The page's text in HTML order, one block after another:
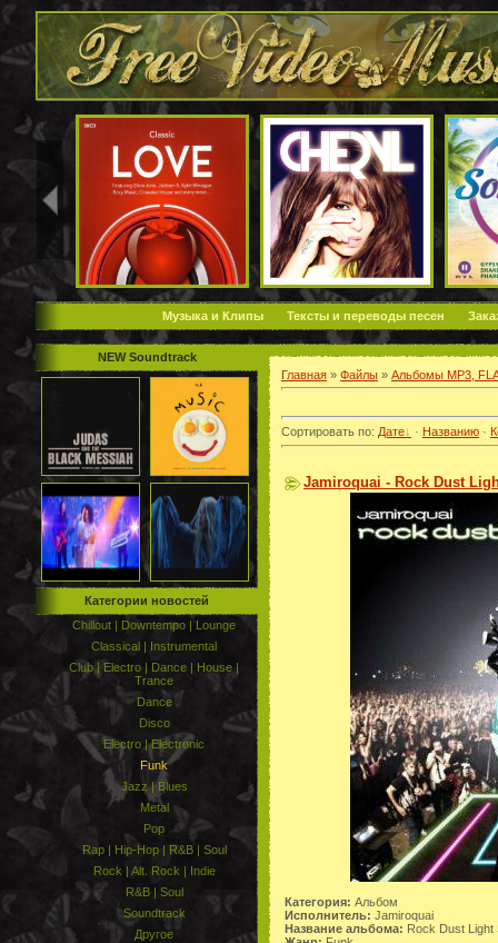
Музыка и Клипы Тексты и переводы песен
NEW Soundtrack
Категории новостей
Chillout | Downtempo | Lounge
Classical | Instrumental
Club | Electro | Dance | House |
Trance
Dance
Disco
Electro | Electronic
Funk
Jazz | Blues
Metal
Pop
Rap | Hip-Hop | R&B | Soul
Rock | Alt. Rock | Indie
R&B | Soul
Soundtrack
Другое
Главная » Файлы » Альбомы MP3,
Сортировать по: Дате · Названию ·
Jamiroquai - Rock Dust
Категория: Альбом
Исполнитель: Jamiroquai
Название альбома: Rock Dust Light